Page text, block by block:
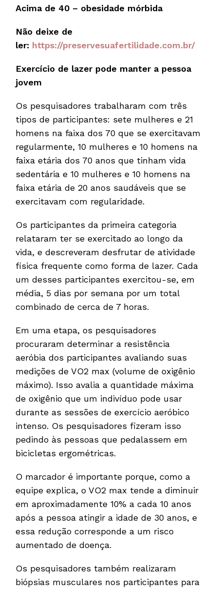
Acima de 40 – obesidade mórbida
Não deixe de
ler: https://preservesuafertilidade.com.br/
Exercício de lazer pode manter a pessoa
jovem
Os pesquisadores trabalharam com três
tipos de participantes: sete mulheres e 21
homens na faixa dos 70 que se exercitavam
regularmente, 10 mulheres e 10 homens na
faixa etária dos 70 anos que tinham vida
sedentária e 10 mulheres e 10 homens na
faixa etária de 20 anos saudáveis que se
exercitavam com regularidade.
Os participantes da primeira categoria
relataram ter se exercitado ao longo da
vida, e descreveram desfrutar de atividade
física frequente como forma de lazer. Cada
um desses participantes exercitou-se, em
média, 5 dias por semana por um total
combinado de cerca de 7 horas.
Em uma etapa, os pesquisadores
procuraram determinar a resistência
aeróbia dos participantes avaliando suas
medições de VO2 max (volume de oxigênio
máximo). Isso avalia a quantidade máxima
de oxigênio que um indivíduo pode usar
durante as sessões de exercício aeróbico
intenso. Os pesquisadores fizeram isso
pedindo às pessoas que pedalassem em
bicicletas ergométricas.
O marcador é importante porque, como a
equipe explica, o VO2 max tende a diminuir
em aproximadamente 10% a cada 10 anos
após a pessoa atingir a idade de 30 anos, e
essa redução corresponde a um risco
aumentado de doença.
Os pesquisadores também realizaram
biópsias musculares nos participantes para